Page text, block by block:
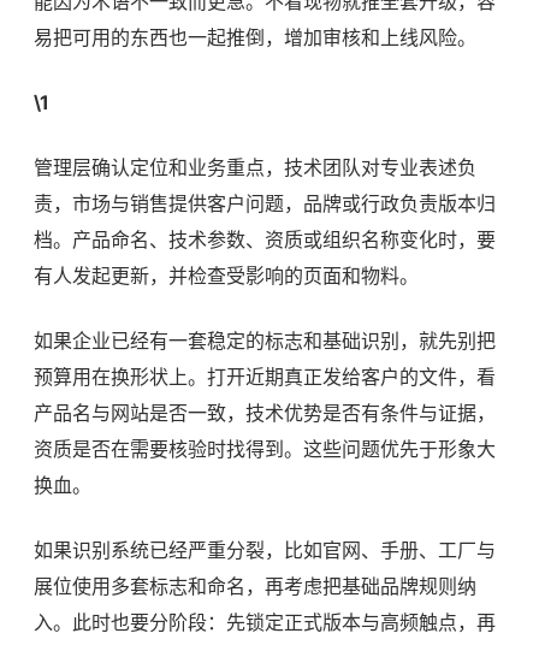
易把可用的东西也一起推倒，增加审核和上线风险。
\1
管理层确认定位和业务重点，技术团队对专业表述负
责，市场与销售提供客户问题，品牌或行政负责版本归
档。产品命名、技术参数、资质或组织名称变化时，要
有人发起更新，并检查受影响的页面和物料。
如果企业已经有一套稳定的标志和基础识别，就先别把
预算用在换形状上。打开近期真正发给客户的文件，看
产品名与网站是否一致，技术优势是否有条件与证据，
资质是否在需要核验时找得到。这些问题优先于形象大
换血。
如果识别系统已经严重分裂，比如官网、手册、工厂与
展位使用多套标志和命名，再考虑把基础品牌规则纳
入。此时也要分阶段：先锁定正式版本与高频触点，再